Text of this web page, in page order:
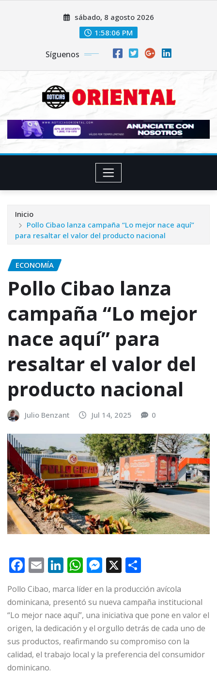
sábado, 8 agosto 2026
1:58:08 PM
Síguenos
Inicio
Pollo Cibao lanza campaña “Lo mejor nace aquí”
para resaltar el valor del producto nacional
ECONOMÍA
Pollo Cibao lanza
campaña “Lo mejor
nace aquí” para
resaltar el valor del
producto nacional
Julio Benzant Jul 14, 2025 0
F
a
c
e
b
o
o
k
E
ai
l
Li
k
e
dI
n
W
h
at
s
A
p
p
M
e
ss
e
n
g
e
X
o
m
p
ar
ti
r
Pollo Cibao, marca líder en la producción avícola
dominicana, presentó su nueva campaña institucional
“Lo mejor nace aquí”, una iniciativa que pone en valor el
origen, la dedicación y el orgullo detrás de cada uno de
sus productos, reafirmando su compromiso con la
calidad, el trabajo local y la preferencia del consumidor
dominicano.